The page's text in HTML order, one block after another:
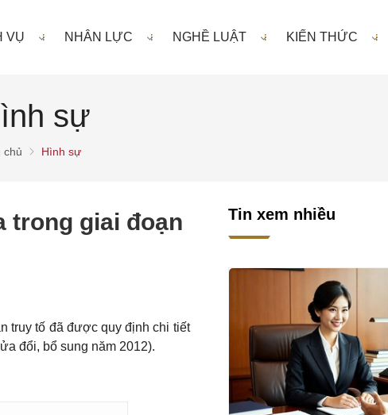
VỤ NHÂN LỰC NGHỀ LUẬT KIẾN THỨC
sự
chủ Hình sự
trong giai đoạn
truy tố đã được quy định chi tiết
đổi, bổ sung năm 2012).
Tin xem nhiều